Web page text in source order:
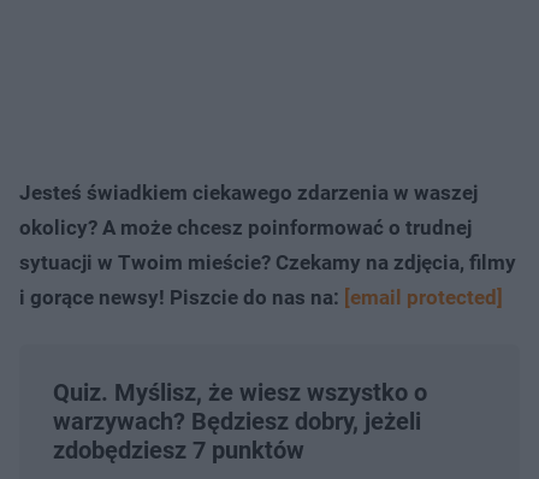
Jesteś świadkiem ciekawego zdarzenia w waszej
okolicy? A może chcesz poinformować o trudnej
sytuacji w Twoim mieście? Czekamy na zdjęcia, filmy
i gorące newsy! Piszcie do nas na: [email protected]
Quiz. Myślisz, że wiesz wszystko o
warzywach? Będziesz dobry, jeżeli
zdobędziesz 7 punktów